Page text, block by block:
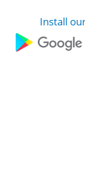
Install our